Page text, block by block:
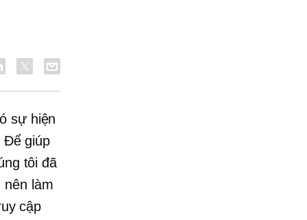
sự hiện
Để giúp
tôi đã
nên làm
cập